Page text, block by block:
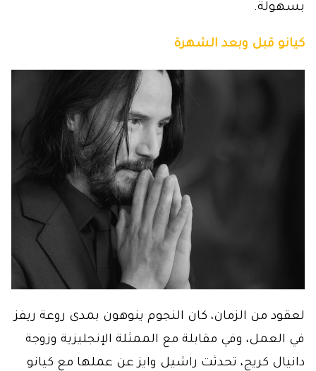
بسهولة.
كيانو قبل وبعد الشهرة
لعقود من الزمان، كان النجوم ينوهون بمدى روعة ريفز
في العمل، وفي مقابلة مع الممثلة الإنجليزية وزوجة
دانيال كريج، تحدثت راشيل وايز عن عملها مع كيانو